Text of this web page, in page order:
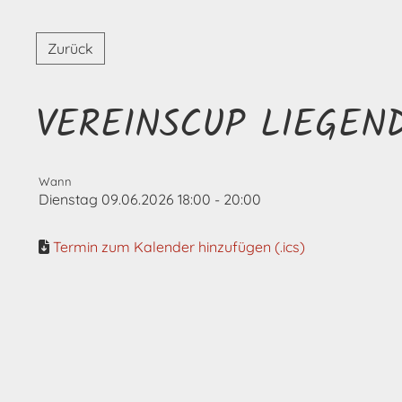
Zurück
VEREINSCUP
Wann
Dienstag 09.06.2026 18:00 - 20:00
Termin zum Kalender hinzufügen (.ics)